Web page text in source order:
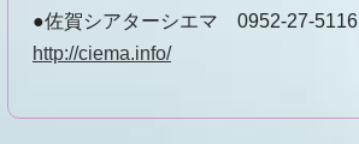
●佐賀シアターシエマ 0952-27-5116
http://ciema.info/